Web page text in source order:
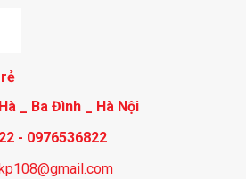
_ Ba Đình _ Hà Nội
- 0976536822